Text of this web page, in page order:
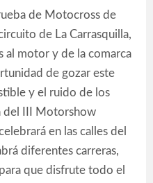
de Motocross de
de La Carrasquilla,
al motor y de la comarca
de gozar este
y el ruido de los
del III Motorshow
en las calles del
diferentes carreras,
que disfrute todo el